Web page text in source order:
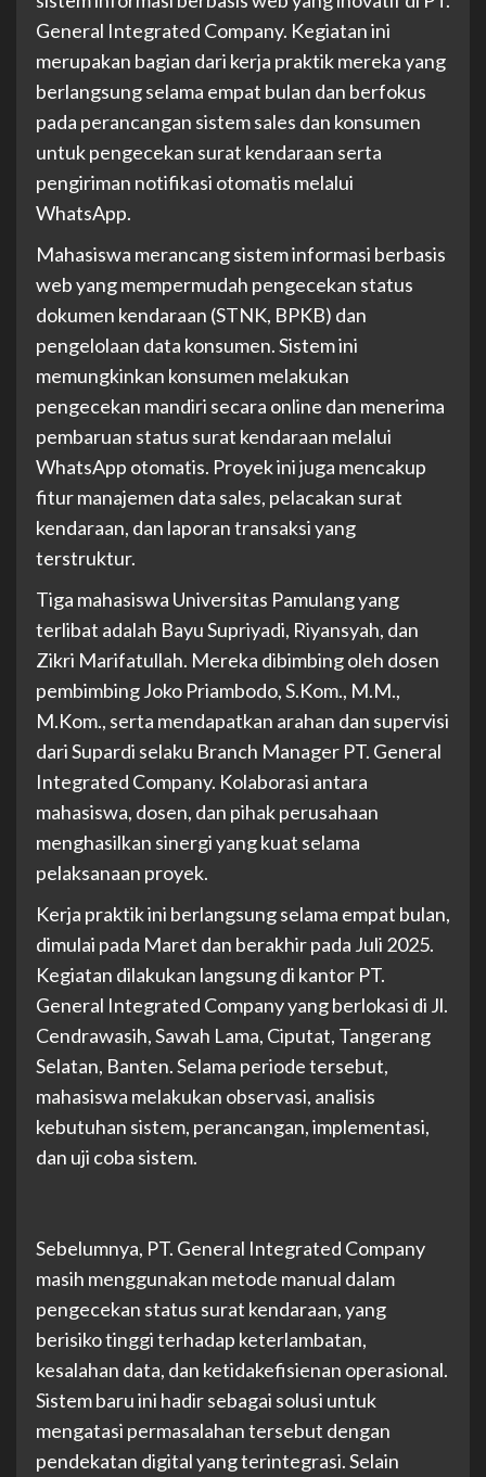
General Integrated Company. Kegiatan ini
merupakan bagian dari kerja praktik mereka yang
berlangsung selama empat bulan dan berfokus
pada perancangan sistem sales dan konsumen
untuk pengecekan surat kendaraan serta
pengiriman notifikasi otomatis melalui
WhatsApp.
Mahasiswa merancang sistem informasi berbasis
web yang mempermudah pengecekan status
dokumen kendaraan (STNK, BPKB) dan
pengelolaan data konsumen. Sistem ini
memungkinkan konsumen melakukan
pengecekan mandiri secara online dan menerima
pembaruan status surat kendaraan melalui
WhatsApp otomatis. Proyek ini juga mencakup
fitur manajemen data sales, pelacakan surat
kendaraan, dan laporan transaksi yang
terstruktur.
Tiga mahasiswa Universitas Pamulang yang
terlibat adalah Bayu Supriyadi, Riyansyah, dan
Zikri Marifatullah. Mereka dibimbing oleh dosen
pembimbing Joko Priambodo, S.Kom., M.M.,
M.Kom., serta mendapatkan arahan dan supervisi
dari Supardi selaku Branch Manager PT. General
Integrated Company. Kolaborasi antara
mahasiswa, dosen, dan pihak perusahaan
menghasilkan sinergi yang kuat selama
pelaksanaan proyek.
Kerja praktik ini berlangsung selama empat bulan,
dimulai pada Maret dan berakhir pada Juli 2025.
Kegiatan dilakukan langsung di kantor PT.
General Integrated Company yang berlokasi di Jl.
Cendrawasih, Sawah Lama, Ciputat, Tangerang
Selatan, Banten. Selama periode tersebut,
mahasiswa melakukan observasi, analisis
kebutuhan sistem, perancangan, implementasi,
dan uji coba sistem.
Sebelumnya, PT. General Integrated Company
masih menggunakan metode manual dalam
pengecekan status surat kendaraan, yang
berisiko tinggi terhadap keterlambatan,
kesalahan data, dan ketidakefisienan operasional.
Sistem baru ini hadir sebagai solusi untuk
mengatasi permasalahan tersebut dengan
pendekatan digital yang terintegrasi. Selain